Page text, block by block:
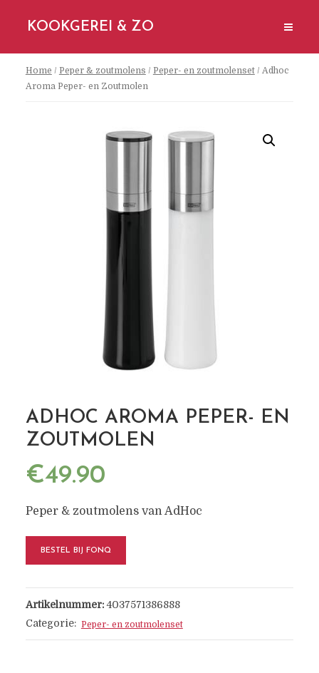
KOOKGEREI & ZO
Home / Peper & zoutmolens / Peper- en zoutmolenset/ Adhoc
Aroma Peper- en Zoutmolen
ADHOC AROMA PEPER- EN
ZOUTMOLEN
€49.90
Peper & zoutmolens van AdHoc
BESTEL BIJ FONQ
Artikelnummer:4037571386888
Categorie: Peper- en zoutmolenset